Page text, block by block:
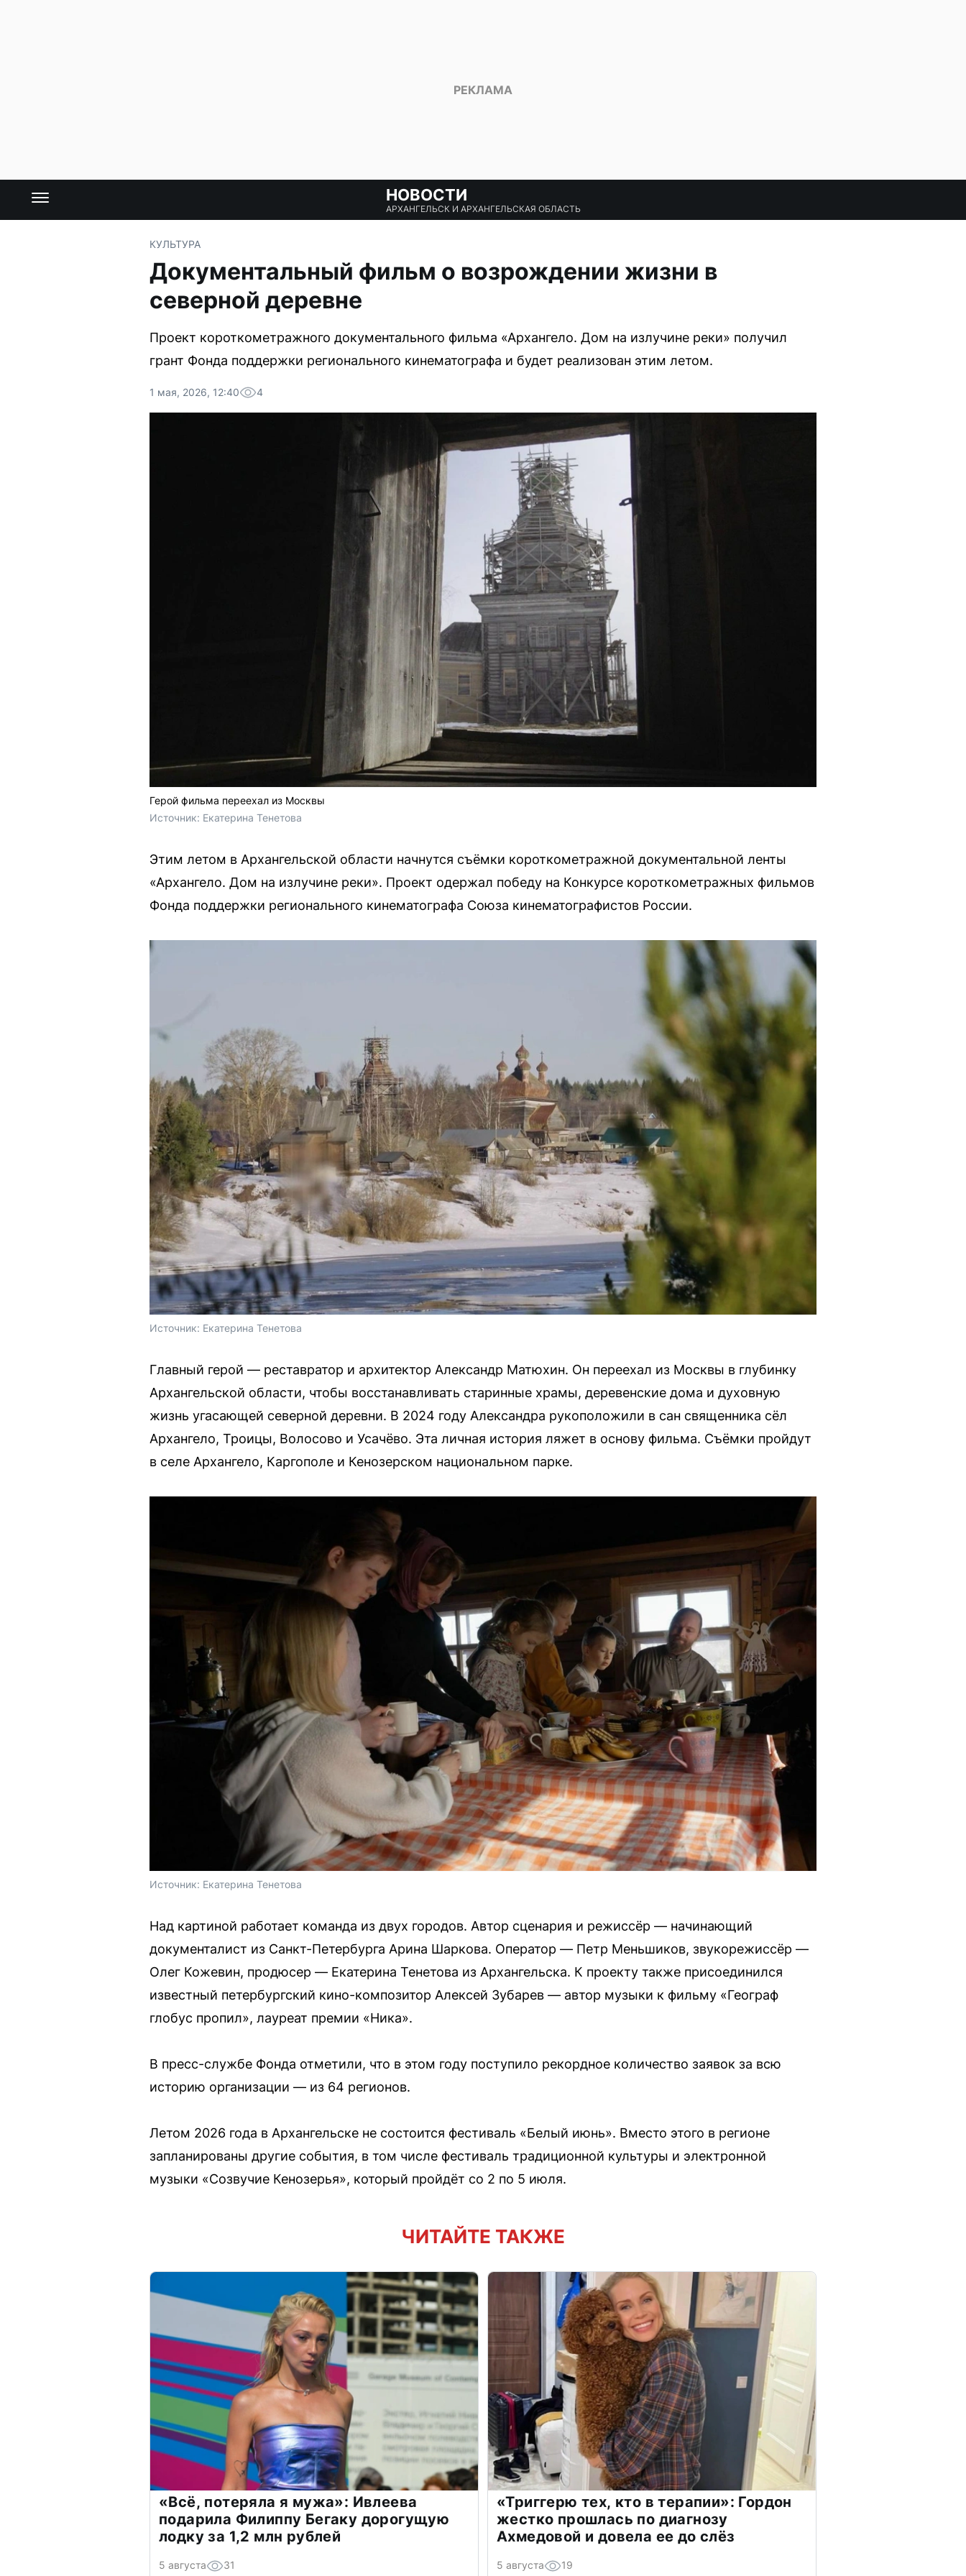
НОВОСТИ
АРХАНГЕЛЬСК И АРХАНГЕЛЬСКАЯ ОБЛАСТЬ
КУЛЬТУРА
Документальный фильм о возрождении жизни в
северной деревне
Проект короткометражного документального фильма «Архангело. Дом на излучине реки» получил
грант Фонда поддержки регионального кинематографа и будет реализован этим летом.
1 мая, 2026, 12:40 4
Герой фильма переехал из Москвы
Источник: Екатерина Тенетова
Этим летом в Архангельской области начнутся съёмки короткометражной документальной ленты
«Архангело. Дом на излучине реки». Проект одержал победу на Конкурсе короткометражных фильмов
Фонда поддержки регионального кинематографа Союза кинематографистов России.
Источник: Екатерина Тенетова
Главный герой — реставратор и архитектор Александр Матюхин. Он переехал из Москвы в глубинку
Архангельской области, чтобы восстанавливать старинные храмы, деревенские дома и духовную
жизнь угасающей северной деревни. В 2024 году Александра рукоположили в сан священника сёл
Архангело, Троицы, Волосово и Усачёво. Эта личная история ляжет в основу фильма. Съёмки пройдут
в селе Архангело, Каргополе и Кенозерском национальном парке.
Источник: Екатерина Тенетова
Над картиной работает команда из двух городов. Автор сценария и режиссёр — начинающий
документалист из Санкт-Петербурга Арина Шаркова. Оператор — Петр Меньшиков, звукорежиссёр —
Олег Кожевин, продюсер — Екатерина Тенетова из Архангельска. К проекту также присоединился
известный петербургский кино-композитор Алексей Зубарев — автор музыки к фильму «Географ
глобус пропил», лауреат премии «Ника».
В пресс-службе Фонда отметили, что в этом году поступило рекордное количество заявок за всю
историю организации — из 64 регионов.
Летом 2026 года в Архангельске не состоится фестиваль «Белый июнь». Вместо этого в регионе
запланированы другие события, в том числе фестиваль традиционной культуры и электронной
музыки «Созвучие Кенозерья», который пройдёт со 2 по 5 июля.
ЧИТАЙТЕ ТАКЖЕ
«Всё, потеряла я мужа»: Ивлеева
подарила Филиппу Бегаку дорогущую
лодку за 1,2 млн рублей
5 августа 31
«Триггерю тех, кто в терапии»: Гордон
жестко прошлась по диагнозу
Ахмедовой и довела ее до слёз
5 августа 19